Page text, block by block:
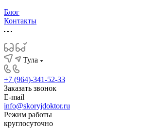
Блог
Контакты
Тула
+7 (964)-341-52-33
Заказать звонок
E-mail
info@skoryjdoktor.ru
Режим работы
круглосуточно